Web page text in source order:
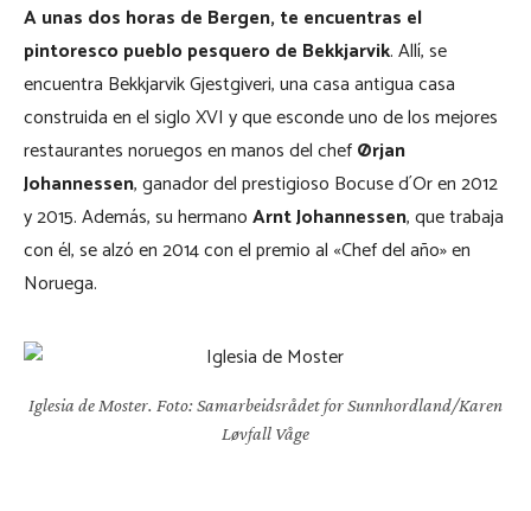
A unas dos horas de Bergen, te encuentras el
pintoresco pueblo pesquero de Bekkjarvik. Allí, se
encuentra Bekkjarvik Gjestgiveri, una casa antigua casa
construida en el siglo XVI y que esconde uno de los mejores
restaurantes noruegos en manos del chefØrjan
Johannessen, ganador del prestigioso Bocuse d´Or en 2012
y 2015. Además, su hermanoArnt Johannessen, que trabaja
con él, se alzó en 2014 con el premio al «Chef del año» en
Noruega.
Iglesia de Moster. Foto: Samarbeidsrådet for Sunnhordland/Karen
Løvfall Våge